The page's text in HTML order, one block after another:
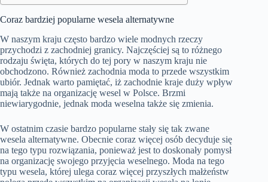
Coraz bardziej popularne wesela alternatywne
W naszym kraju często bardzo wiele modnych rzeczy
przychodzi z zachodniej granicy. Najczęściej są to różnego
rodzaju święta, których do tej pory w naszym kraju nie
obchodzono. Również zachodnia moda to przede wszystkim
ubiór. Jednak warto pamiętać, iż zachodnie kraje duży wpływ
mają także na organizację wesel w Polsce. Brzmi
niewiarygodnie, jednak moda weselna także się zmienia.
W ostatnim czasie bardzo popularne stały się tak zwane
wesela alternatywne. Obecnie coraz więcej osób decyduje się
na tego typu rozwiązania, ponieważ jest to doskonały pomysł
na organizację swojego przyjęcia weselnego. Moda na tego
typu wesela, której ulega coraz więcej przyszłych małżeństw